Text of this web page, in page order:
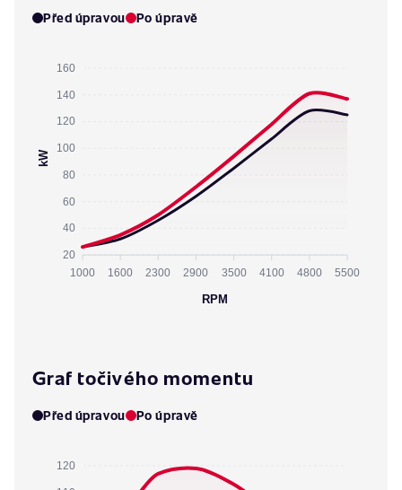
Před úpravou Po úpravě
160
140
120
100
80
60
40
20
kW
1000 1600 2300 2900 3500 4100 4800 5500
RPM
Graf točivého momentu
Před úpravou Po úpravě
120